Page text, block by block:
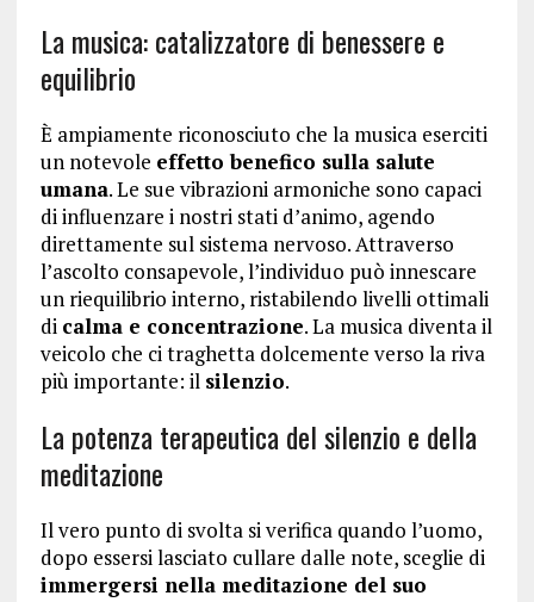
La musica: catalizzatore di benessere e
equilibrio
È ampiamente riconosciuto che la musica eserciti
un notevole effetto benefico sulla salute
umana. Le sue vibrazioni armoniche sono capaci
di influenzare i nostri stati d’animo, agendo
direttamente sul sistema nervoso. Attraverso
l’ascolto consapevole, l’individuo può innescare
un riequilibrio interno, ristabilendo livelli ottimali
di calma e concentrazione. La musica diventa il
veicolo che ci traghetta dolcemente verso la riva
più importante: il silenzio.
La potenza terapeutica del silenzio e della
meditazione
Il vero punto di svolta si verifica quando l’uomo,
dopo essersi lasciato cullare dalle note, sceglie di
immergersi nella meditazione del suo